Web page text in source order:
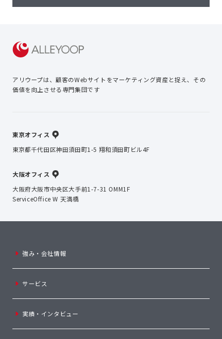
アリウープは、顧客のWebサイトをマーケティング資産と捉え、 その
価値を向上させる専門集団です
東京オフィス
東京都千代田区神田須田町1-5 翔和須田町ビル4F
大阪オフィス
大阪府大阪市中央区大手前1-7-31 OMM1F
ServiceOffice W 天満橋
強み・会社情報
サービス
実績・インタビュー